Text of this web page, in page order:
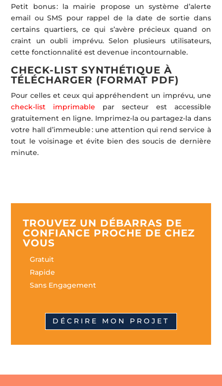
Petit bonus : la mairie propose un système d’alerte
email ou SMS pour rappel de la date de sortie dans
certains quartiers, ce qui s’avère précieux quand on
craint un oubli imprévu. Selon plusieurs utilisateurs,
cette fonctionnalité est devenue incontournable.
CHECK-LIST SYNTHÉTIQUE À
TÉLÉCHARGER (FORMAT PDF)
Pour celles et ceux qui appréhendent un imprévu, une
check-list imprimable par secteur est accessible
gratuitement en ligne. Imprimez-la ou partagez-la dans
votre hall d’immeuble : une attention qui rend service à
tout le voisinage et évite bien des soucis de dernière
minute.
TROUVEZ UN DÉBARRAS DE
CONFIANCE PROCHE DE CHEZ
VOUS
Gratuit
Rapide
Sans Engagement
DÉCRIRE MON PROJET